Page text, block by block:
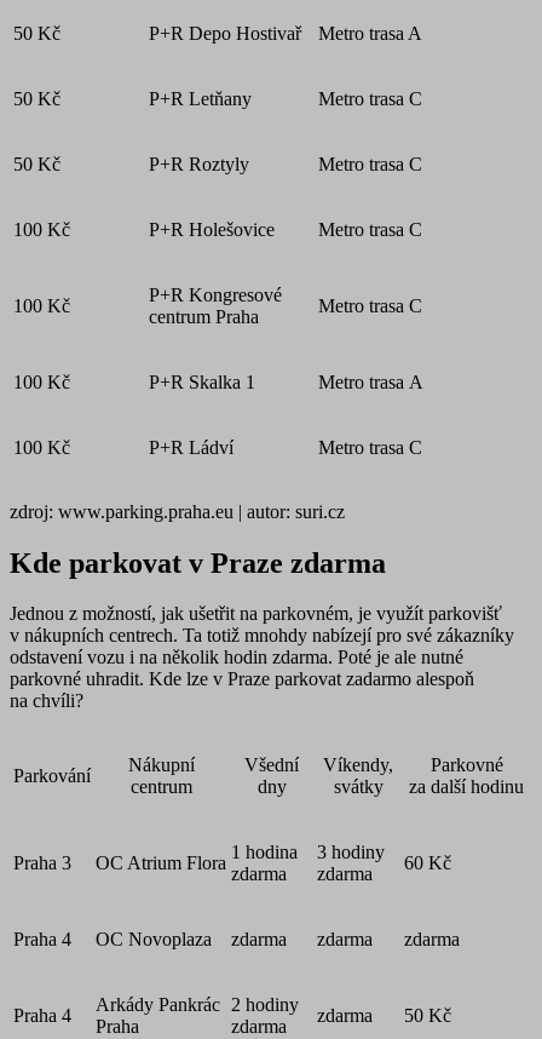
50 Kč P+R Depo Hostivař Metro trasa A
50 Kč P+R Letňany Metro trasa C
50 Kč P+R Roztyly Metro trasa C
100 Kč P+R Holešovice Metro trasa C
100 Kč
P+R Kongresové
centrum Praha
Metro trasa C
100 Kč P+R Skalka 1 Metro trasa A
100 Kč P+R Ládví Metro trasa C
zdroj: www.parking.praha.eu | autor: suri.cz
Kde parkovat v Praze zdarma
Jednou z možností, jak ušetřit na parkovném, je využítparkovišť
v nákupních centrech. Ta totiž mnohdy nabízejí pro své zákazníky
odstavení vozu i na několik hodin zdarma. Poté je ale nutné
parkovné uhradit. Kde lze v Praze parkovat zadarmo alespoň
na chvíli?
Parkování
Nákupní
centrum
Všední
dny
Víkendy,
svátky
Parkovné
za další hodinu
Praha 3 OC Atrium Flora
1 hodina
zdarma
3 hodiny
zdarma
60 Kč
Praha 4 OC Novoplaza zdarma zdarma zdarma
Praha 4
Arkády Pankrác
Praha
2 hodiny
zdarma
zdarma 50 Kč